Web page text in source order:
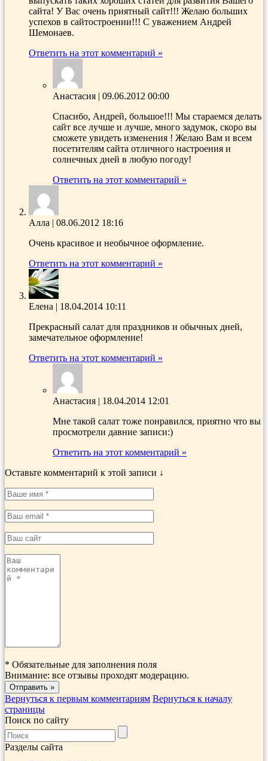
сайта! У Вас очень приятный сайт!!! Желаю больших
успехов в сайтостроении!!! С уважением Андрей
Шемонаев.
Ответить на этот комментарий »
Анастасия | 09.06.2012 00:00
Спасибо, Андрей, большое!!! Мы стараемся делать
сайт все лучше и лучше, много задумок, скоро вы
сможете увидеть изменения ! Желаю Вам и всем
посетителям сайта отличного настроения и
солнечных дней в любую погоду!
Ответить на этот комментарий »
Алла | 08.06.2012 18:16
Очень красивое и необычное оформление.
Ответить на этот комментарий »
Елена | 18.04.2014 10:11
Прекрасный салат для праздников и обычных дней,
замечательное оформление!
Ответить на этот комментарий »
Анастасия | 18.04.2014 12:01
Мне такой салат тоже понравился, приятно что вы
просмотрели давние записи:)
Ответить на этот комментарий »
Оставьте комментарий к этой записи ↓
* Обязательные для заполнения поля
Внимание: все отзывы проходят модерацию.
Вернуться к первым комментариям Вернуться к началу
страницы
Поиск по сайту
Разделы сайта